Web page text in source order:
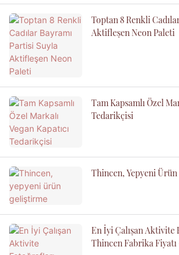
Toptan 8 Renkli
Aktifleşen Neon Paleti
Tam Kapsamlı Özel
Tedarikçisi
Thincen, Yepyeni
En İyi Çalışan Aktivite
Thincen Fabrika